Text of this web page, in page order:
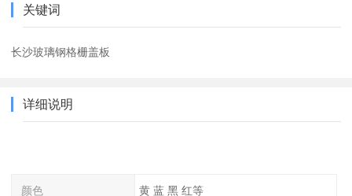
关键词
长沙玻璃钢格栅盖板
详细说明
颜色 黄 蓝 黑 红等